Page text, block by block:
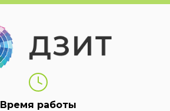
Время работы